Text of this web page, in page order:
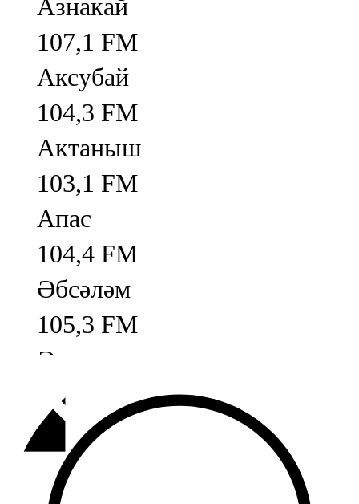
Азнакай
107,1 FM
Аксубай
104,3 FM
Актаныш
103,1 FM
Апас
104,4 FM
Әбсәләм
105,3 FM
Әлмәт
92,9 FM
Базарлы матак
107,1 FM